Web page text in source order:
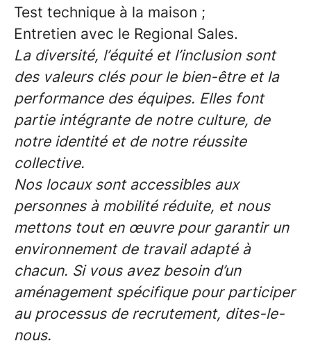
Test technique à la maison ;
Entretien avec le Regional Sales.
La diversité, l’équité et l’inclusion sont
des valeurs clés pour le bien-être et la
performance des équipes. Elles font
partie intégrante de notre culture, de
notre identité et de notre réussite
collective.
Nos locaux sont accessibles aux
personnes à mobilité réduite, et nous
mettons tout en œuvre pour garantir un
environnement de travail adapté à
chacun. Si vous avez besoin d’un
aménagement spécifique pour participer
au processus de recrutement, dites-le-
nous.